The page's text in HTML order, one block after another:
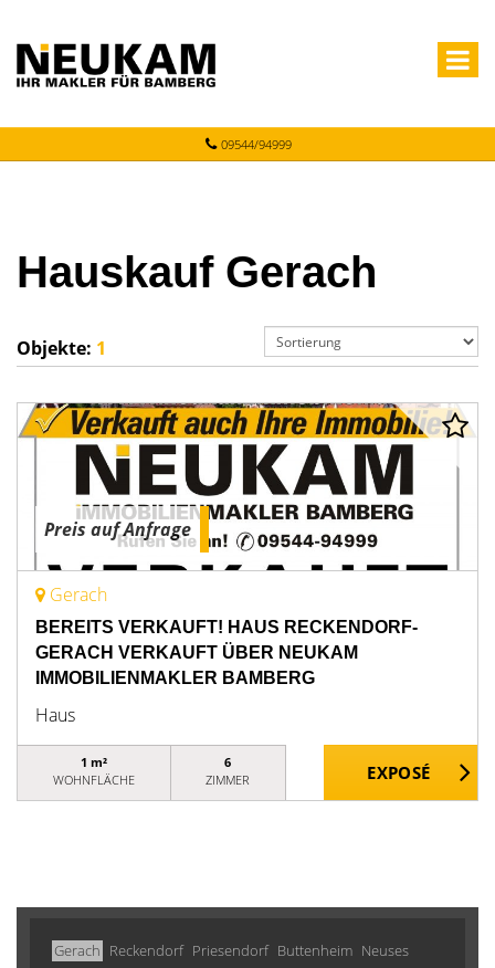
09544/94999
Hauskauf Gerach
Objekte: 1
Preis auf Anfrage
Gerach
BEREITS VERKAUFT! HAUS RECKENDORF-
GERACH VERKAUFT ÜBER NEUKAM
IMMOBILIENMAKLER BAMBERG
Haus
1 m²
WOHNFLÄCHE
6
ZIMMER
Gerach Reckendorf Priesendorf Buttenheim Neuses